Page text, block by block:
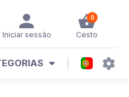
0
Cesto
Iniciar sessão